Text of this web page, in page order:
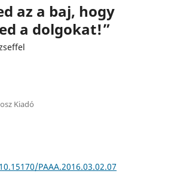
az a baj, hogy
a dolgokat!”
Kiadó
PAAA.2016.03.02.07